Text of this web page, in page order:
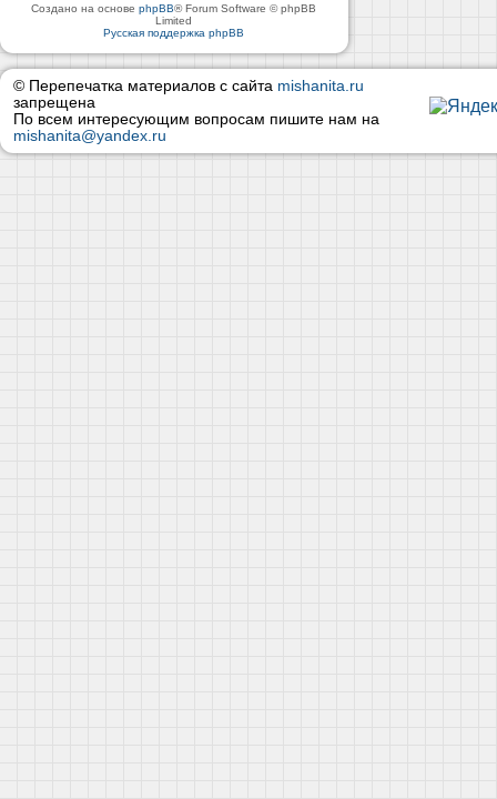
Создано на основеphpBB® Forum Software © phpBB
Limited
Русская поддержка phpBB
© Перепечатка материалов с сайта mishanita.ru
запрещена
По всем интересующим вопросам пишите нам на
mishanita@yandex.ru